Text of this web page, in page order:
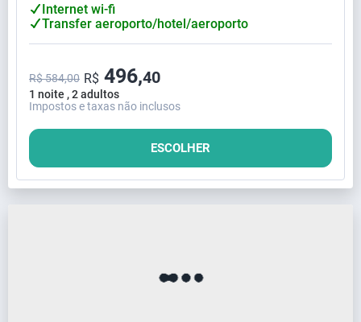
Internet wi-fi
Transfer aeroporto/hotel/aeroporto
1 noite , 2 adultos
R$ 584,00 R$ 496,40
Impostos e taxas não inclusos
ESCOLHER